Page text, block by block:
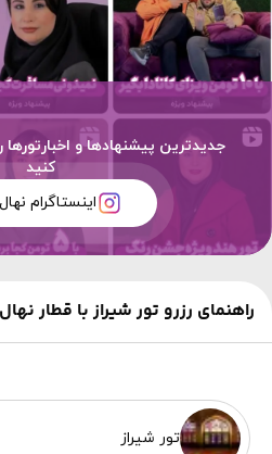
جدیدترین پیشنهادها و اخبارتورها
کنید
اینستاگرام
راهنمای رزرو تور شیراز با قطار
تور شیراز